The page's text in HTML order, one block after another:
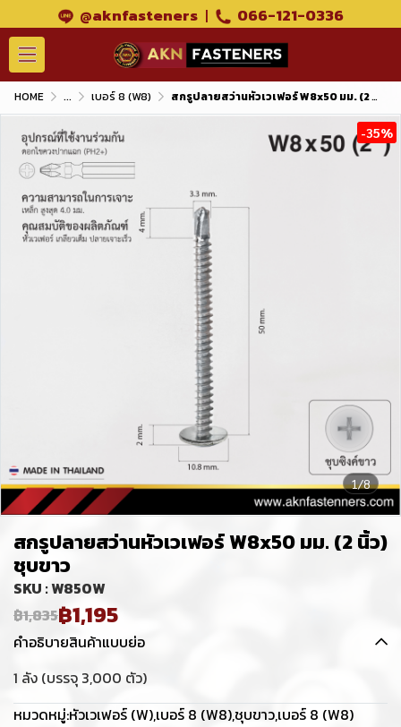
@aknfasteners | 066-121-0336
HOME ... เบอร์ 8 (W8) สกรูปลายสว่านหัวเวเฟอร์ W8x50 มม. (2 นิ้ว) ชุบขาว
1/8
-35%
สกรูปลายสว่านหัวเวเฟอร์ W8x50 มม. (2 นิ้ว)
ชุบขาว
SKU : W850W
฿1,835฿1,195
คำอธิบายสินค้าแบบย่อ
1 ลัง (บรรจุ 3,000 ตัว)
หมวดหมู่:หัวเวเฟอร์ (W),เบอร์ 8 (W8),ชุบขาว,เบอร์ 8 (W8)